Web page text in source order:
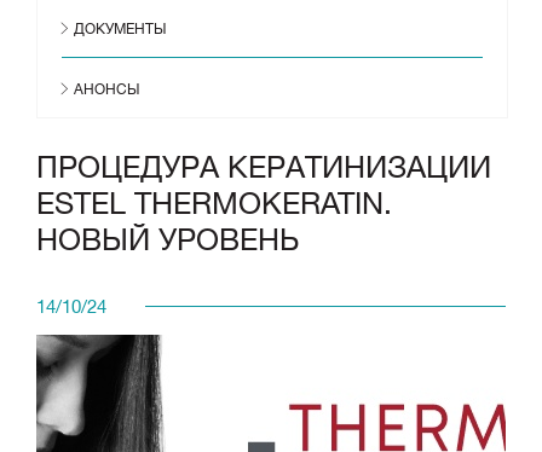
ДОКУМЕНТЫ
АНОНСЫ
ПРОЦЕДУРА КЕРАТИНИЗАЦИИ
ESTEL THERMOKERATIN.
НОВЫЙ УРОВЕНЬ
14/10/24